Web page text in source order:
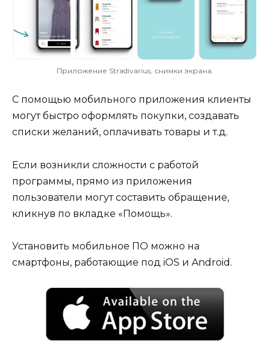
Приложение Stradivarius, снимки экрана.
С помощью мобильного приложения клиенты
могут быстро оформлять покупки, создавать
списки желаний, оплачивать товары и т.д.
Если возникли сложности с работой
программы, прямо из приложения
пользователи могут составить обращение,
кликнув по вкладке «Помощь».
Установить мобильное ПО можно на
смартфоны, работающие под iOS и Android.